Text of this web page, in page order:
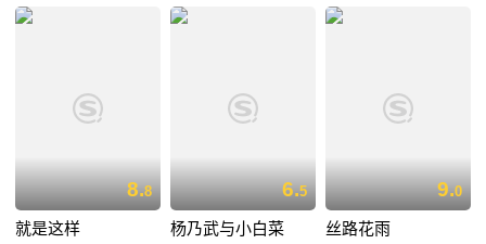
8.8
就是这样
6.5
杨乃武与小白菜
9.0
丝路花雨